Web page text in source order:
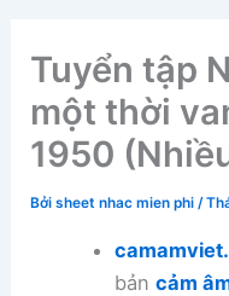
Tuyển tập
một thời
1950
Bởisheet nhac mien phi/
bản cảm